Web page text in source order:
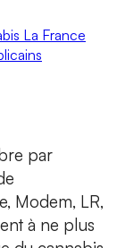
La France
par
Modem, LR,
à ne plus